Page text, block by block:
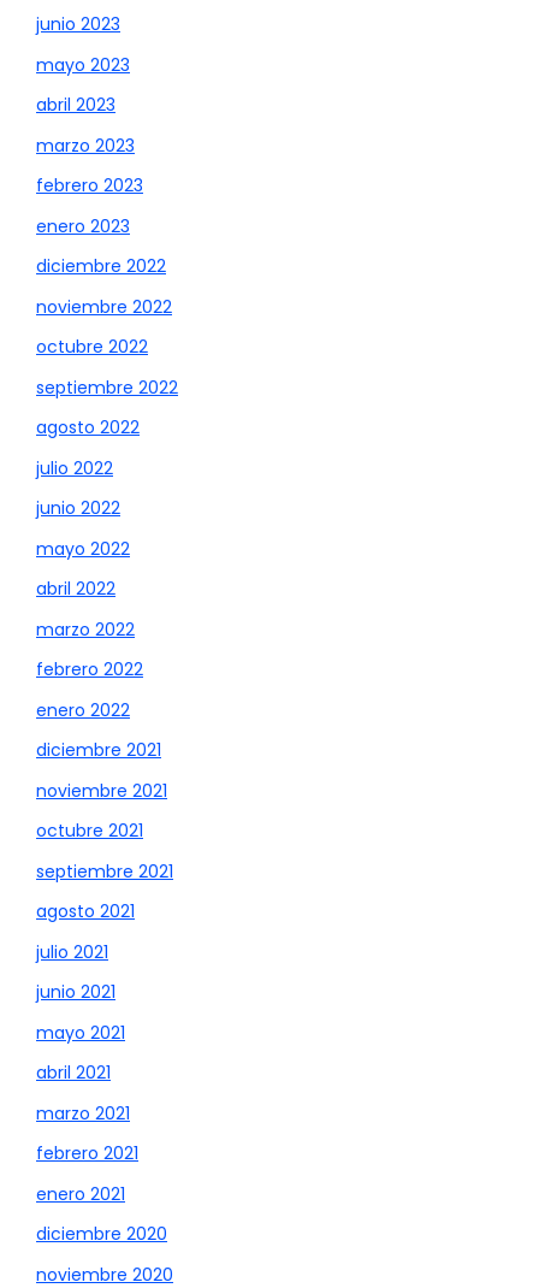
junio 2023
mayo 2023
abril 2023
marzo 2023
febrero 2023
enero 2023
diciembre 2022
noviembre 2022
octubre 2022
septiembre 2022
agosto 2022
julio 2022
junio 2022
mayo 2022
abril 2022
marzo 2022
febrero 2022
enero 2022
diciembre 2021
noviembre 2021
octubre 2021
septiembre 2021
agosto 2021
julio 2021
junio 2021
mayo 2021
abril 2021
marzo 2021
febrero 2021
enero 2021
diciembre 2020
noviembre 2020